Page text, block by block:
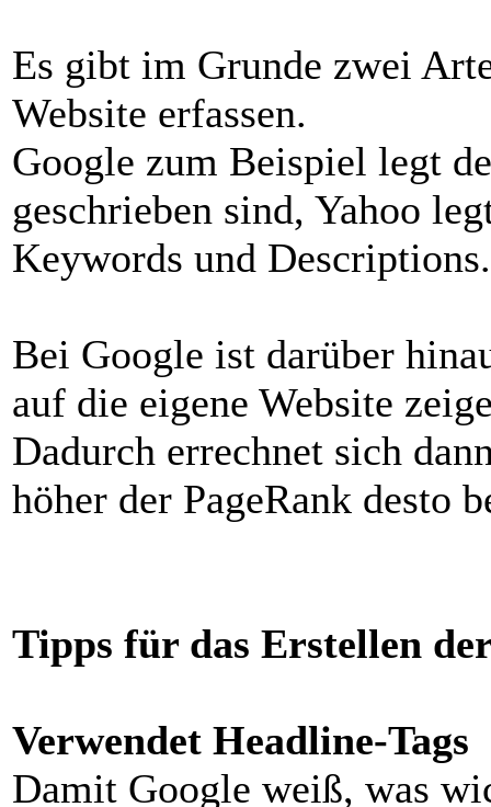
Es gibt im Grunde zwei
Website erfassen.
Google zum Beispiel legt
geschrieben sind, Yahoo
Keywords und Descriptions.
Bei Google ist darüber
auf die eigene Website
Dadurch errechnet sich
höher der PageRank desto
Tipps für das Erstellen
Verwendet Headline-Tags
Damit Google weiß, was